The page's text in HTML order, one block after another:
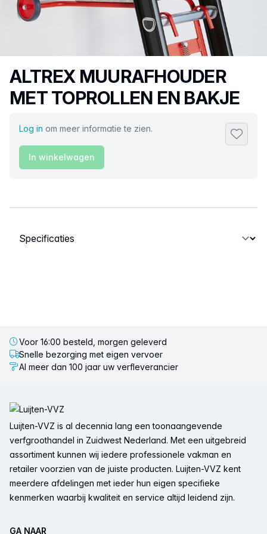
Productnaam
ALTREX MUURAFHOUDER
MET TOPROLLEN EN BAKJE
Log in om meer informatie te zien.
In winkelwagen
Selecteer een tabblad
Voor 16:00 besteld, morgen geleverd
Snelle bezorging met eigen vervoer
Al meer dan 100 jaar uw verfleverancier
Luijten-VVZ is al decennia lang een toonaangevende
verfgroothandel in Zuidwest Nederland. Met een uitgebreid
assortiment kunnen wij iedere professionele vakman en
retailer voorzien van de juiste producten. Luijten-VVZ kent
meerdere afdelingen met ieder hun eigen specifieke
kenmerken waarbij kwaliteit en service altijd leidend zijn.
GA NAAR